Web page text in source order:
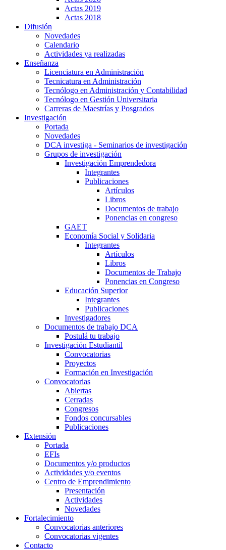
Actas 2019
Actas 2018
Difusión
Novedades
Calendario
Actividades ya realizadas
Enseñanza
Licenciatura en Administración
Tecnicatura en Administración
Tecnólogo en Administración y Contabilidad
Tecnólogo en Gestión Universitaria
Carreras de Maestrías y Posgrados
Investigación
Portada
Novedades
DCA investiga - Seminarios de investigación
Grupos de investigación
Investigación Emprendedora
Integrantes
Publicaciones
Artículos
Libros
Documentos de trabajo
Ponencias en congreso
GAET
Economía Social y Solidaria
Integrantes
Artículos
Libros
Documentos de Trabajo
Ponencias en Congreso
Educación Superior
Integrantes
Publicaciones
Investigadores
Documentos de trabajo DCA
Postulá tu trabajo
Investigación Estudiantil
Convocatorias
Proyectos
Formación en Investigación
Convocatorias
Abiertas
Cerradas
Congresos
Fondos concursables
Publicaciones
Extensión
Portada
EFIs
Documentos y/o productos
Actividades y/o eventos
Centro de Emprendimiento
Presentación
Actividades
Novedades
Fortalecimiento
Convocatorias anteriores
Convocatorias vigentes
Contacto